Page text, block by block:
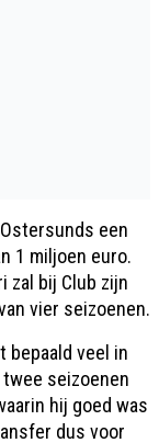
een
1 miljoen euro.
zal bij Club zijn
vier seizoenen.
bepaald veel in
seizoenen
hij goed was
dus voor